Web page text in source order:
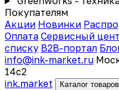
Покупателям
Акции Новинки
Оплата Сервисный
списку B2B-портал
info@ink-market.ru
14с2
ink.market Каталог товаров